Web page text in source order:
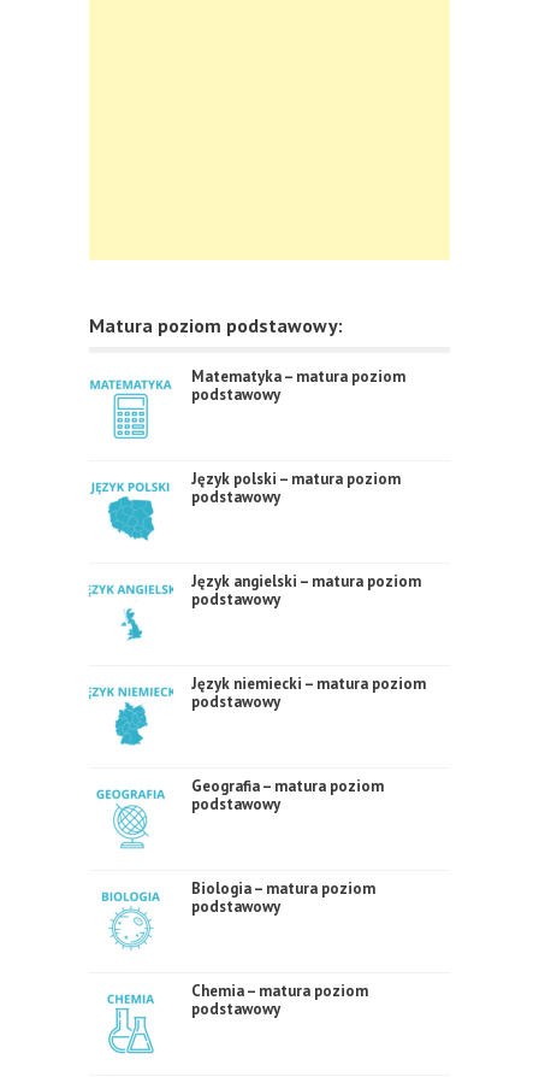
Matura poziom podstawowy:
Matematyka – matura poziom
podstawowy
Język polski – matura poziom
podstawowy
Język angielski – matura poziom
podstawowy
Język niemiecki – matura poziom
podstawowy
Geografia – matura poziom
podstawowy
Biologia – matura poziom
podstawowy
Chemia – matura poziom
podstawowy